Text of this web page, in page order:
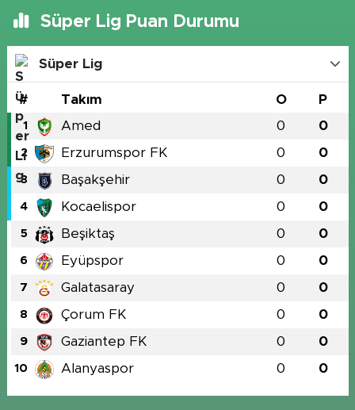
Süper Lig Puan Durumu
Süper Lig
# Takım O P
1 Amed 0 0
2 Erzurumspor FK 0 0
3 Başakşehir 0 0
4 Kocaelispor 0 0
5 Beşiktaş 0 0
6 Eyüpspor 0 0
7 Galatasaray 0 0
8 Çorum FK 0 0
9 Gaziantep FK 0 0
10 Alanyaspor 0 0